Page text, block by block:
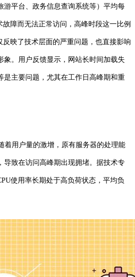
游平台、政务信息查询系统等）平均每
故障而无法正常访问，高峰时段这一比例
反映了技术层面的严重问题，也直接影响
象。用户反馈显示，网站长时间加载失
是主要问题，尤其在工作日高峰期和重
着用户量的激增，原有服务器的处理能
导致在访问高峰期出现拥堵。据技术专
使用率长期处于高负荷状态，平均负